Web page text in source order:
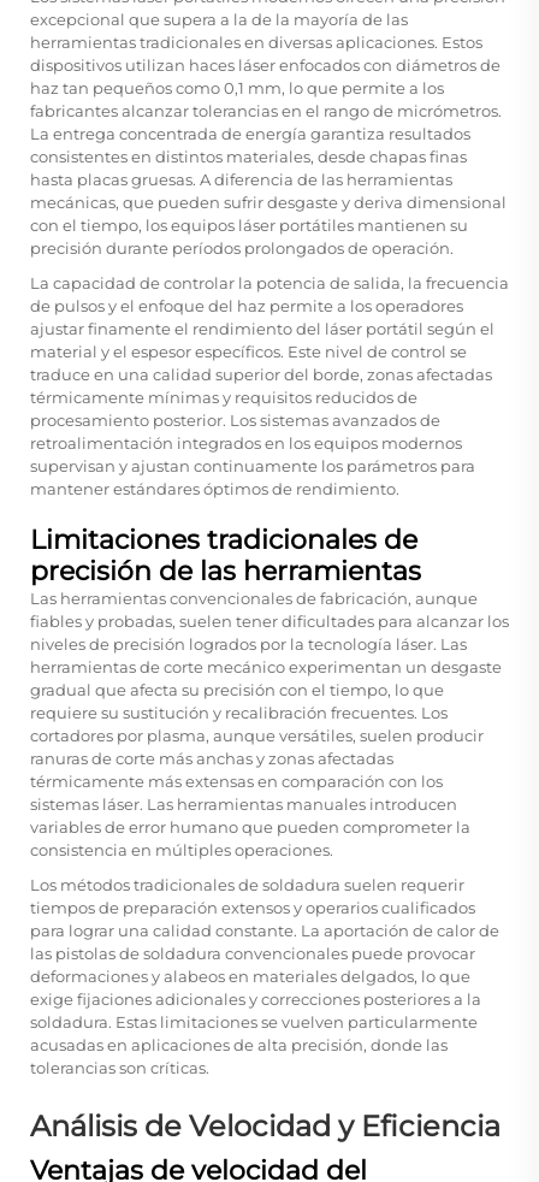
excepcional que supera a la de la mayoría de las
herramientas tradicionales en diversas aplicaciones. Estos
dispositivos utilizan haces láser enfocados con diámetros de
haz tan pequeños como 0,1 mm, lo que permite a los
fabricantes alcanzar tolerancias en el rango de micrómetros.
La entrega concentrada de energía garantiza resultados
consistentes en distintos materiales, desde chapas finas
hasta placas gruesas. A diferencia de las herramientas
mecánicas, que pueden sufrir desgaste y deriva dimensional
con el tiempo, los equipos láser portátiles mantienen su
precisión durante períodos prolongados de operación.
La capacidad de controlar la potencia de salida, la frecuencia
de pulsos y el enfoque del haz permite a los operadores
ajustar finamente el rendimiento del láser portátil según el
material y el espesor específicos. Este nivel de control se
traduce en una calidad superior del borde, zonas afectadas
térmicamente mínimas y requisitos reducidos de
procesamiento posterior. Los sistemas avanzados de
retroalimentación integrados en los equipos modernos
supervisan y ajustan continuamente los parámetros para
mantener estándares óptimos de rendimiento.
Limitaciones tradicionales de
precisión de las herramientas
Las herramientas convencionales de fabricación, aunque
fiables y probadas, suelen tener dificultades para alcanzar los
niveles de precisión logrados por la tecnología láser. Las
herramientas de corte mecánico experimentan un desgaste
gradual que afecta su precisión con el tiempo, lo que
requiere su sustitución y recalibración frecuentes. Los
cortadores por plasma, aunque versátiles, suelen producir
ranuras de corte más anchas y zonas afectadas
térmicamente más extensas en comparación con los
sistemas láser. Las herramientas manuales introducen
variables de error humano que pueden comprometer la
consistencia en múltiples operaciones.
Los métodos tradicionales de soldadura suelen requerir
tiempos de preparación extensos y operarios cualificados
para lograr una calidad constante. La aportación de calor de
las pistolas de soldadura convencionales puede provocar
deformaciones y alabeos en materiales delgados, lo que
exige fijaciones adicionales y correcciones posteriores a la
soldadura. Estas limitaciones se vuelven particularmente
acusadas en aplicaciones de alta precisión, donde las
tolerancias son críticas.
Análisis de Velocidad y Eficiencia
Ventajas de velocidad del